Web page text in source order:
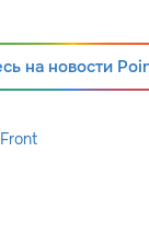
на новости